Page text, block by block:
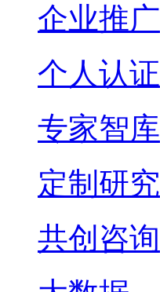
企业推广
个人认证
专家智库
定制研究
共创咨询